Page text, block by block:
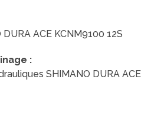
ACE KCNM9100 12S
:
SHIMANO DURA